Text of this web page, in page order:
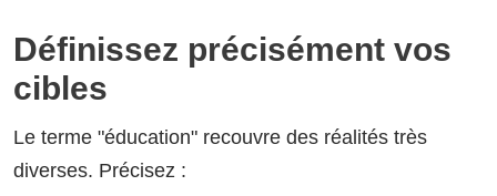
Définissez précisément vos
cibles
Le terme "éducation" recouvre des réalités très
diverses. Précisez :